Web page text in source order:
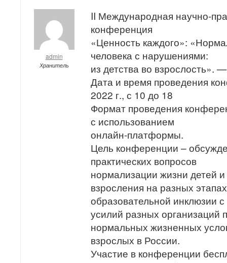
admin
Хранитель
II Международная научно-
конференция
«Ценность каждого»:
человека с нарушениями:
из детства во взрослость». —
Дата и время проведения
2022 г., с 10 до 18
Формат проведения
с использованием
онлайн-платформы.
Цель конференции –
практических вопросов
нормализации жизни детей
взросления на разных
образовательной инклюзии
усилий разных организаций
нормальных жизненных
взрослых в России.
Участие в конференции